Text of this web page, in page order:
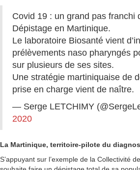
Covid 19 : un grand pas franchi
Dépistage en Martinique.
Le laboratoire Biosanté vient
prélèvements naso pharyngés
sur plusieurs de ses sites.
Une stratégie martiniquaise de
prise en charge vient de naître.
— Serge LETCHIMY
2020
La Martinique, territoire-pilote du
S’appuyant sur l’exemple de la Collectivité